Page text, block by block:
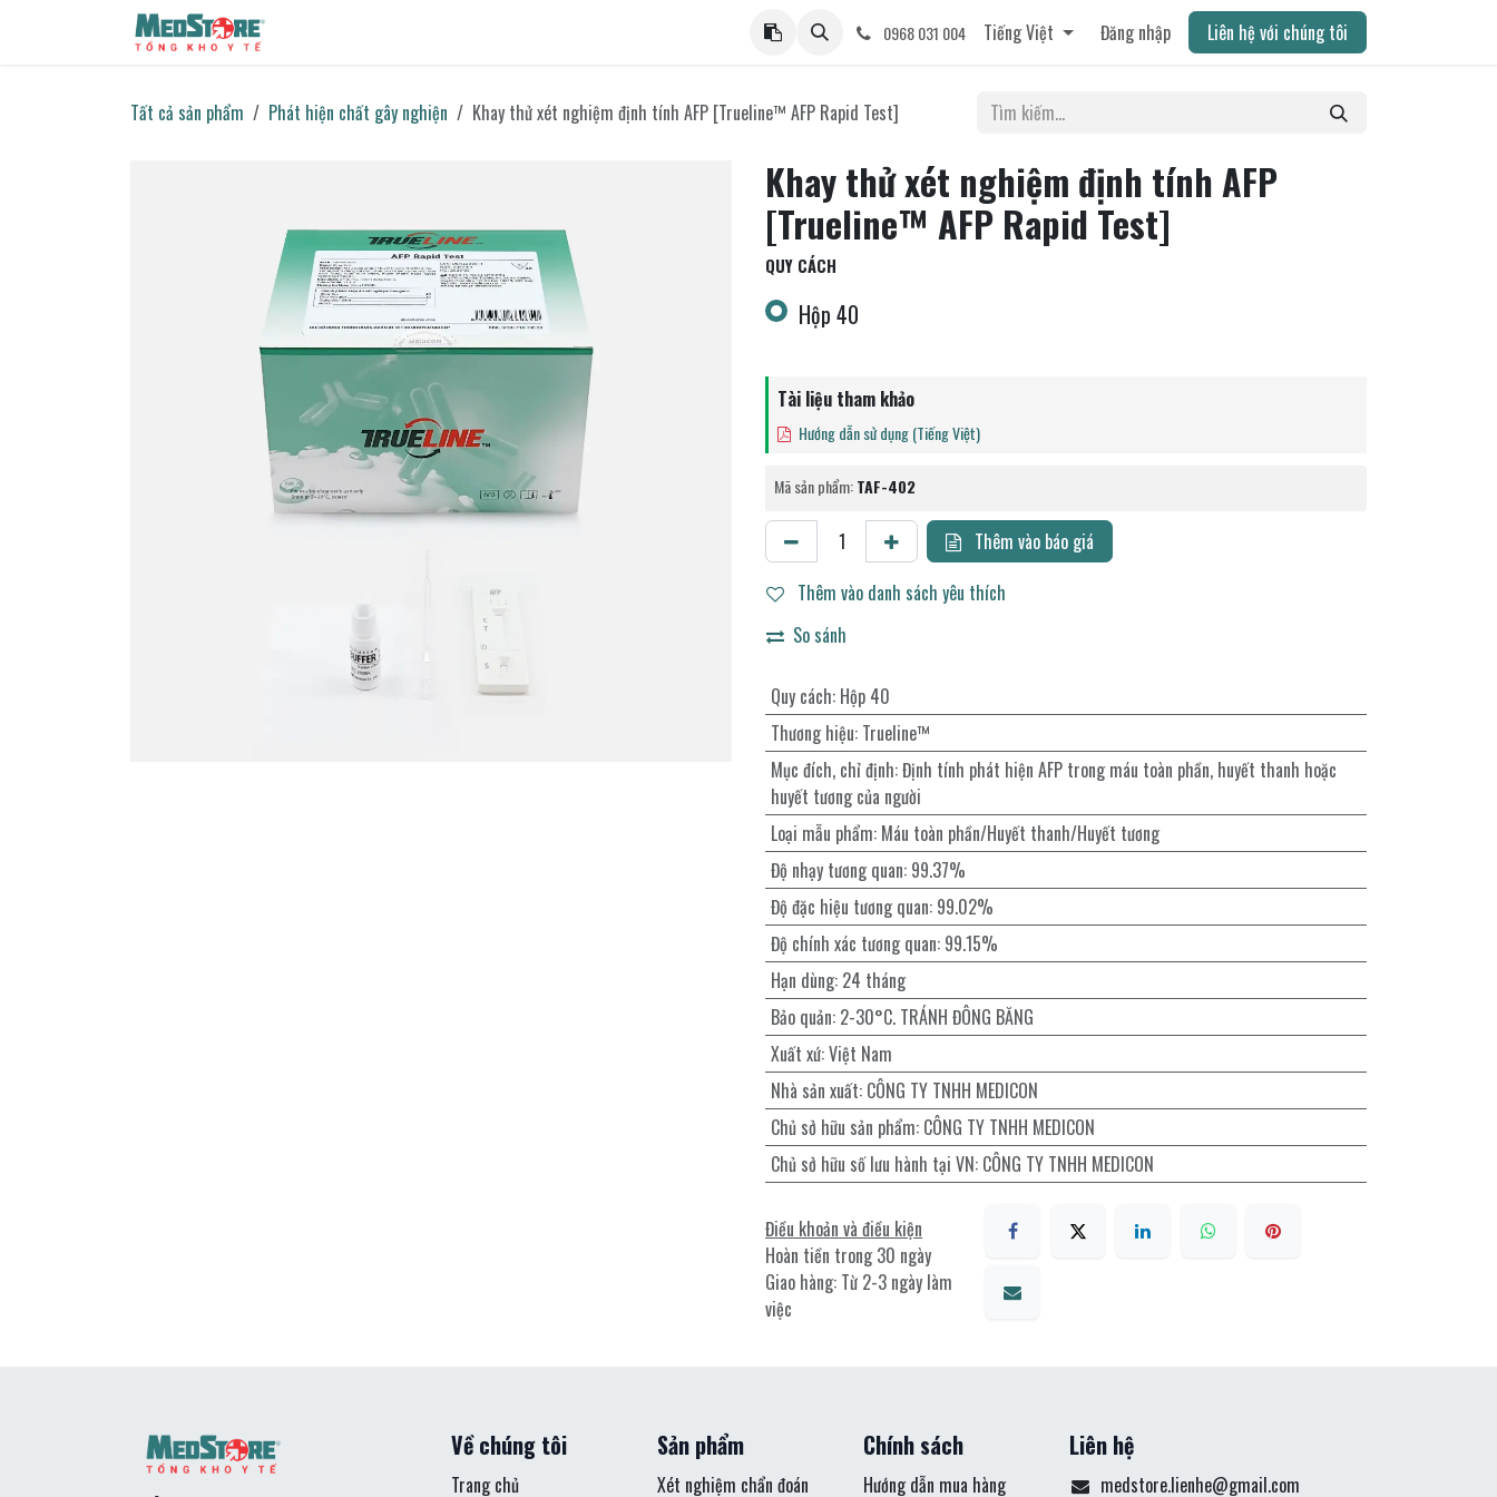
Bỏ qua để đến Nội dung
0968 031 004 Tiếng Việt Đăng nhập Liên hệ với chúng tôi
Tất cả sản phẩm Phát hiện chất gây nghiện Khay thử xét nghiệm định tính AFP [Trueline™ AFP Rapid Test]
Khay thử xét nghiệm định tính AFP
[Trueline™ AFP Rapid Test]
QUY CÁCH
Hộp 40
Tài liệu tham khảo
Hướng dẫn sử dụng (Tiếng Việt)
Mã sản phẩm:TAF-402
Thêm vào báo giá
Thêm vào danh sách yêu thích
So sánh
Quy cách: Hộp 40
Thương hiệu: Trueline™
Mục đích, chỉ định:Định tính phát hiện AFP trong máu toàn phần, huyết thanh hoặc
huyết tương của người
Loại mẫu phẩm: Máu toàn phần/Huyết thanh/Huyết tương
Độ nhạy tương quan: 99.37%
Độ đặc hiệu tương quan: 99.02%
Độ chính xác tương quan: 99.15%
Hạn dùng: 24 tháng
Bảo quản: 2-30°C. TRÁNH ĐÔNG BĂNG
Xuất xứ:Việt Nam
Nhà sản xuất: CÔNG TY TNHH MEDICON
Chủ sở hữu sản phẩm: CÔNG TY TNHH MEDICON
Chủ sở hữu số lưu hành tại VN: CÔNG TY TNHH MEDICON
Điều khoản và điều kiện
Hoàn tiền trong 30 ngày
Giao hàng: Từ 2-3 ngày làm
việc
Chính sách
Hướng dẫn mua hàng
Về chúng tôi
Trang chủ
Liên hệ
medstore.lienhe@gmail.com
Sản phẩm
Xét nghiệm chẩn đoán